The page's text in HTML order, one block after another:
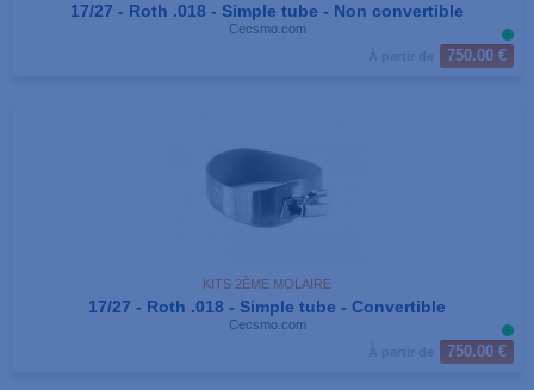
17/27 - Roth .018 - Simple tube - Non convertible
Cecsmo.com
750.00 €
KITS 2ÈME MOLAIRE
17/27 - Roth .018 - Simple tube - Convertible
Cecsmo.com
750.00 €